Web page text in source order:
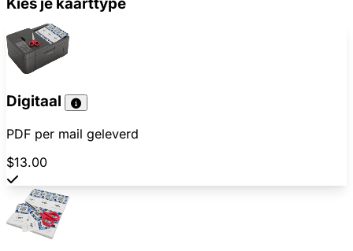
Digitaal
PDF per mail geleverd
$13.00